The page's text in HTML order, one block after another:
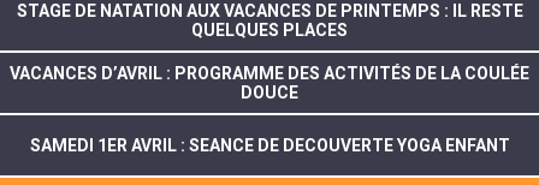
STAGE DE NATATION AUX VACANCES DE PRINTEMPS : IL RESTE
QUELQUES PLACES
VACANCES D’AVRIL : PROGRAMME DES ACTIVITÉS DE LA COULÉE
DOUCE
SAMEDI 1ER AVRIL : SEANCE DE DECOUVERTE YOGA ENFANT